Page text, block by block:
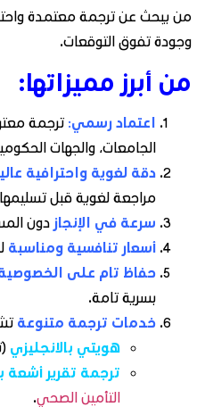
من يبحث عن ترجمة معتمدة
وجودة تفوق التوقعات.
من أبرز مميزاتها:
اعتماد رسمي: ترجمة
الجامعات، والجهات
دقة لغوية واحترافية
مراجعة لغوية قبل
سرعة في الإنجاز دون
أسعار تنافسية ومناسبة
حفاظ تام على
بسرية تامة.
خدمات ترجمة متنوعة
هويتي بالانجليزي
ترجمة تقرير أشعة
التأمين الصحي.